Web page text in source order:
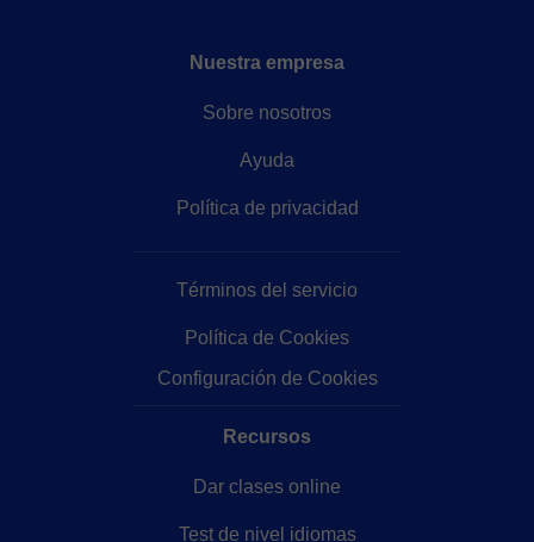
Nuestra empresa
Sobre nosotros
Ayuda
Política de privacidad
Términos del servicio
Política de Cookies
Configuración de Cookies
Recursos
Dar clases online
Test de nivel idiomas